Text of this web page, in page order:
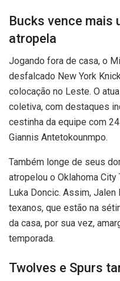
Bucks vence mais
atropela
Jogando fora de casa, o
desfalcado New York
colocação no Leste. O
coletiva, com destaques
cestinha da equipe com
Giannis Antetokounmpo.
Também longe de seus
atropelou o Oklahoma
Luka Doncic. Assim,
texanos, que estão na
da casa, por sua vez,
temporada.
Twolves e Spurs